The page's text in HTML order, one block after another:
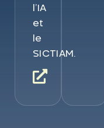
l’IA
et
le
SICTIAM.